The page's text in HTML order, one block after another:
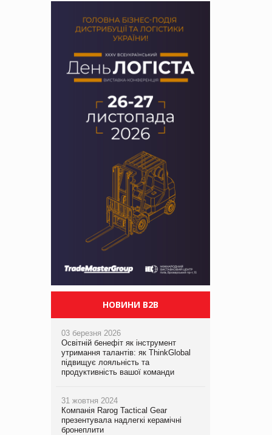
НОВИНИ B2B
03 березня 2026
Освітній бенефіт як інструмент
утримання талантів: як ThinkGlobal
підвищує лояльність та
продуктивність вашої команди
31 жовтня 2024
Компанія Rarog Tactical Gear
презентувала надлегкі керамічні
бронеплити